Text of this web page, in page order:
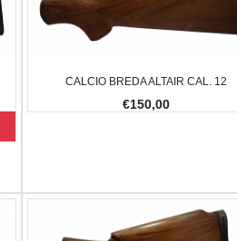
CALCIO BREDA ALTAIR CAL. 12
€150,00